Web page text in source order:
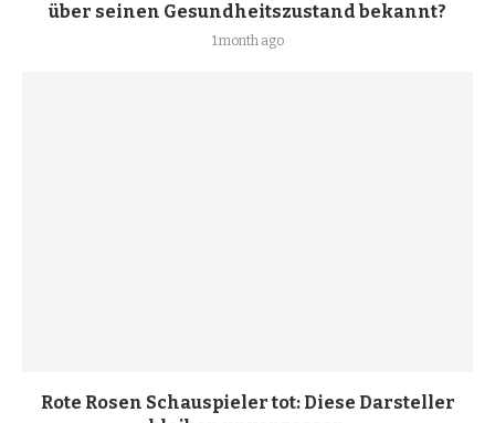
über seinen Gesundheitszustand bekannt?
1 month ago
Rote Rosen Schauspieler tot: Diese Darsteller